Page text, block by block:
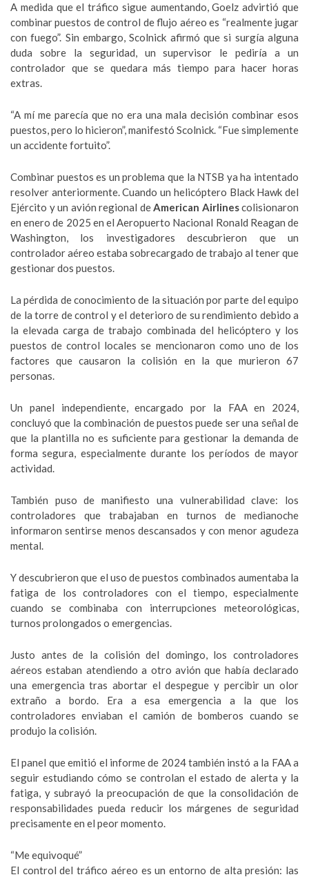
A medida que el tráfico sigue aumentando, Goelz advirtió que
combinar puestos de control de flujo aéreo es “realmente jugar
con fuego”. Sin embargo, Scolnick afirmó que si surgía alguna
duda sobre la seguridad, un supervisor le pediría a un
controlador que se quedara más tiempo para hacer horas
extras.
“A mí me parecía que no era una mala decisión combinar esos
puestos, pero lo hicieron”, manifestó Scolnick. “Fue simplemente
un accidente fortuito”.
Combinar puestos es un problema que la NTSB ya ha intentado
resolver anteriormente. Cuando un helicóptero Black Hawk del
Ejército y un avión regional deAmerican Airlinescolisionaron
en enero de 2025 en el Aeropuerto Nacional Ronald Reagan de
Washington, los investigadores descubrieron que un
controlador aéreo estaba sobrecargado de trabajo al tener que
gestionar dos puestos.
La pérdida de conocimiento de la situación por parte del equipo
de la torre de control y el deterioro de su rendimiento debido a
la elevada carga de trabajo combinada del helicóptero y los
puestos de control locales se mencionaron como uno de los
factores que causaron la colisión en la que murieron 67
personas.
Un panel independiente, encargado por la FAA en 2024,
concluyó que la combinación de puestos puede ser una señal de
que la plantilla no es suficiente para gestionar la demanda de
forma segura, especialmente durante los períodos de mayor
actividad.
También puso de manifiesto una vulnerabilidad clave: los
controladores que trabajaban en turnos de medianoche
informaron sentirse menos descansados y con menor agudeza
mental.
Y descubrieron que el uso de puestos combinados aumentaba la
fatiga de los controladores con el tiempo, especialmente
cuando se combinaba con interrupciones meteorológicas,
turnos prolongados o emergencias.
Justo antes de la colisión del domingo, los controladores
aéreos estaban atendiendo a otro avión que había declarado
una emergencia tras abortar el despegue y percibir un olor
extraño a bordo. Era a esa emergencia a la que los
controladores enviaban el camión de bomberos cuando se
produjo la colisión.
El panel que emitió el informe de 2024 también instó a la FAA a
seguir estudiando cómo se controlan el estado de alerta y la
fatiga, y subrayó la preocupación de que la consolidación de
responsabilidades pueda reducir los márgenes de seguridad
precisamente en el peor momento.
“Me equivoqué”
El control del tráfico aéreo es un entorno de alta presión: las